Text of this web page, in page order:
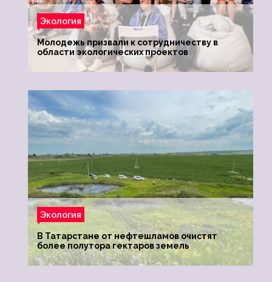
Экология
Молодежь призвали к сотрудничеству в
области экологических проектов
Экология
В Татарстане от нефтешламов очистят
более полутора гектаров земель